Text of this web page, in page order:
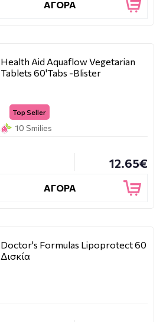
ΑΓΟΡΑ
Health Aid Aquaflow Vegetarian
Tablets 60'Tabs -Blister
Top Seller
10 Smilies
12.65€
ΑΓΟΡΑ
Doctor's Formulas Lipoprotect 60
Δισκία